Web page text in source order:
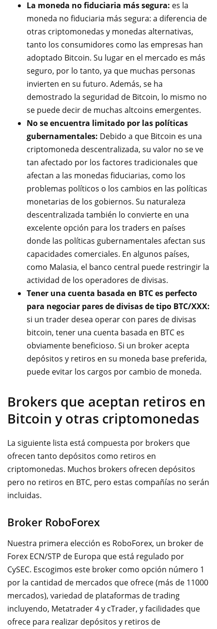
La moneda no fiduciaria más segura: es la
moneda no fiduciaria más segura: a diferencia de
otras criptomonedas y monedas alternativas,
tanto los consumidores como las empresas han
adoptado Bitcoin. Su lugar en el mercado es más
seguro, por lo tanto, ya que muchas personas
invierten en su futuro. Además, se ha
demostrado la seguridad de Bitcoin, lo mismo no
se puede decir de muchas altcoins emergentes.
No se encuentra limitado por las políticas
gubernamentales: Debido a que Bitcoin es una
criptomoneda descentralizada, su valor no se ve
tan afectado por los factores tradicionales que
afectan a las monedas fiduciarias, como los
problemas políticos o los cambios en las políticas
monetarias de los gobiernos. Su naturaleza
descentralizada también lo convierte en una
excelente opción para los traders en países
donde las políticas gubernamentales afectan sus
capacidades comerciales. En algunos países,
como Malasia, el banco central puede restringir la
actividad de los operadores de divisas.
Tener una cuenta basada en BTC es perfecto
para negociar pares de divisas de tipo BTC/XXX:
si un trader desea operar con pares de divisas
bitcoin, tener una cuenta basada en BTC es
obviamente beneficioso. Si un broker acepta
depósitos y retiros en su moneda base preferida,
puede evitar los cargos por cambio de moneda.
Brokers que aceptan retiros en
Bitcoin y otras criptomonedas
La siguiente lista está compuesta por brokers que
ofrecen tanto depósitos como retiros en
criptomonedas. Muchos brokers ofrecen depósitos
pero no retiros en BTC, pero estas compañías no serán
incluidas.
Broker RoboForex
Nuestra primera elección es RoboForex, un broker de
Forex ECN/STP de Europa que está regulado por
CySEC. Escogimos este broker como opción número 1
por la cantidad de mercados que ofrece (más de 11000
mercados), variedad de plataformas de trading
incluyendo, Metatrader 4 y cTrader, y facilidades que
ofrece para realizar depósitos y retiros de